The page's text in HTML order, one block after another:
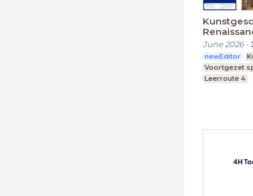
June 2026-
newEditor
Voortgezet
Leerroute 4